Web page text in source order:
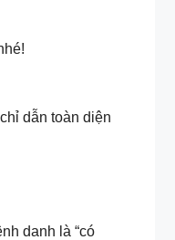
dẫn toàn diện
danh là “có